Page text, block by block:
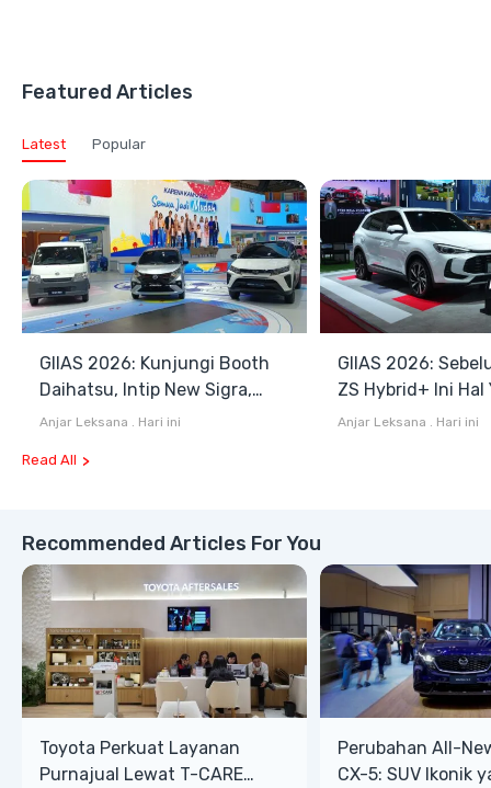
Featured Articles
Latest Popular
GIIAS 2026: Kunjungi Booth
Daihatsu, Intip New Sigra,
Terios SE hingga Gran Max
Anjar Leksana Hari ini
GIIAS 2026:
ZS Hybrid+ Ini Hal
Diketahui
Anjar Leksana Hari ini
Read All
Recommended Articles For You
Toyota Perkuat Layanan
Purnajual Lewat T-CARE
Perubahan All-
CX-5: SUV Ikonik